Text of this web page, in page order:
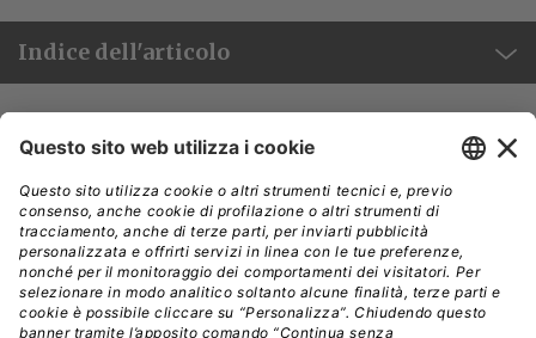
Indice dell'articolo
A
d Amsterdam, nel corso di KubeCon Europe
ha presentato una serie di
annunci legati alla propria offerta Kubernetes
enterprise. I tre filoni principali riguardano la
donazione del progettoVeleroallaCNCF(Cloud Native
Computing Foundation, la fondazione che governa
Kubernetes e decine di progetti open source correlati),